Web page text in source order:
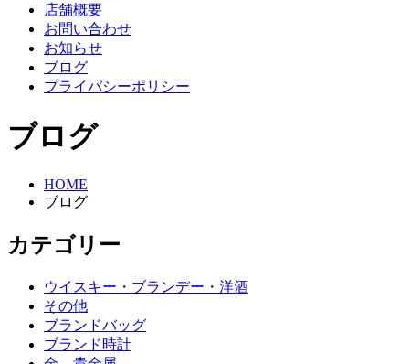
店舗概要
お問い合わせ
お知らせ
ブログ
プライバシーポリシー
ブログ
HOME
ブログ
カテゴリー
ウイスキー・ブランデー・洋酒
その他
ブランドバッグ
ブランド時計